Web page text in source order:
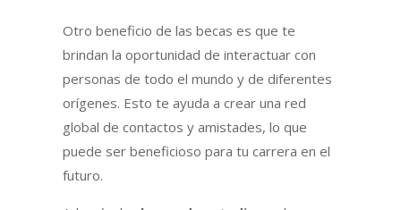
Otro beneficio de las becas es que te
brindan la oportunidad de interactuar con
personas de todo el mundo y de diferentes
orígenes. Esto te ayuda a crear una red
global de contactos y amistades, lo que
puede ser beneficioso para tu carrera en el
futuro.